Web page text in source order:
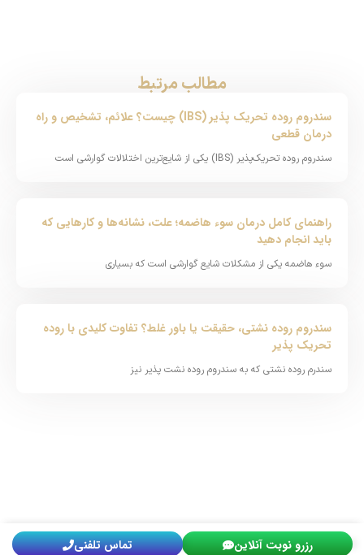
مطالب مرتبط
سندروم روده تحریک پذیر (IBS) چیست؟ علائم، تشخیص و راه
درمان قطعی
سندروم روده تحریک‌پذیر (IBS) یکی از شایع‌ترین اختلالات گوارشی است
راهنمای کامل درمان سوء هاضمه؛ علت، نشانه‌ها و کارهایی که
باید انجام دهید
سوء هاضمه یکی از مشکلات شایع گوارشی است که بسیاری
سندروم روده نشتی، حقیقت یا باور غلط؟ تفاوت کلیدی با روده
تحریک پذیر
سندرم روده نشتی که به سندروم روده نشت پذیر نیز
مشاوره رایگان تماس تلفنی رزرو نوبت آنلاین تماس تلفنی